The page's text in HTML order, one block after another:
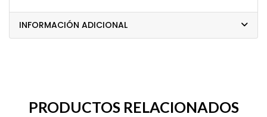
INFORMACIÓN ADICIONAL
PRODUCTOS RELACIONADOS